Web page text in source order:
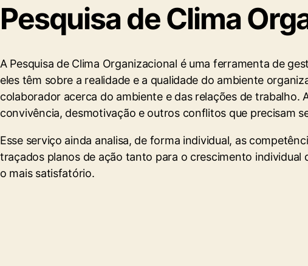
Pesquisa de Clima
A Pesquisa de Clima Organizacional é uma ferramenta de
eles têm sobre a realidade e a qualidade do ambiente
colaborador acerca do ambiente e das relações de
convivência, desmotivação e outros conflitos que precisam
Esse serviço ainda analisa, de forma individual, as
traçados planos de ação tanto para o crescimento
o mais satisfatório.